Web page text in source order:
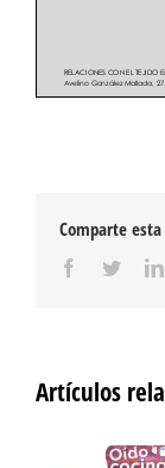
Comparte
Facebook
Twitter
Artículos